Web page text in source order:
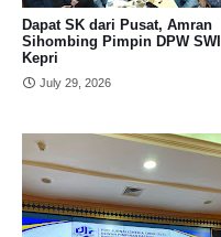
Dapat SK dari Pusat, Amran
Sihombing Pimpin DPW SWI
Kepri
July 29, 2026